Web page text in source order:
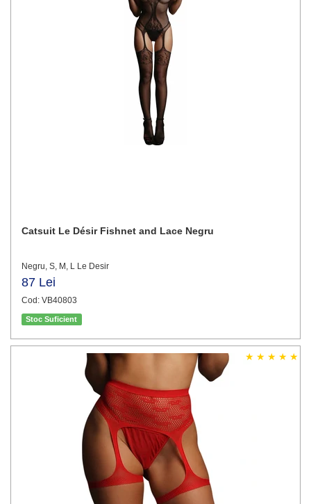
Catsuit Le Désir Fishnet and Lace Negru
Negru, S, M, L Le Desir
87 Lei
Cod: VB40803
Stoc Suficient